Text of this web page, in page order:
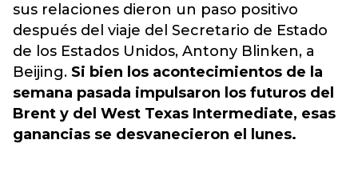
sus relaciones dieron un paso positivo
después del viaje del Secretario de Estado
de los Estados Unidos, Antony Blinken, a
Beijing. Si bien los acontecimientos de la
semana pasada impulsaron los futuros del
Brent y del West Texas Intermediate, esas
ganancias se desvanecieron el lunes.